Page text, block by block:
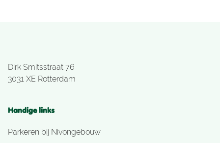
Dirk Smitsstraat 76
3031 XE Rotterdam
Handige links
Parkeren bij Nivongebouw